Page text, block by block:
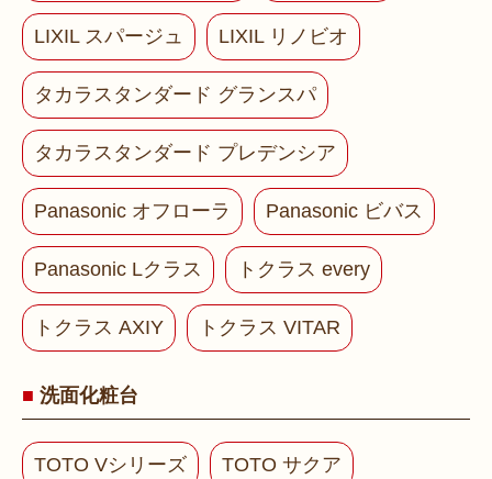
LIXIL スパージュ LIXIL リノビオ
タカラスタンダード グランスパ
タカラスタンダード プレデンシア
Panasonic オフローラ Panasonic ビバス
Panasonic Lクラス トクラス every
トクラス AXIY トクラス VITAR
洗面化粧台
TOTO Vシリーズ TOTO サクア